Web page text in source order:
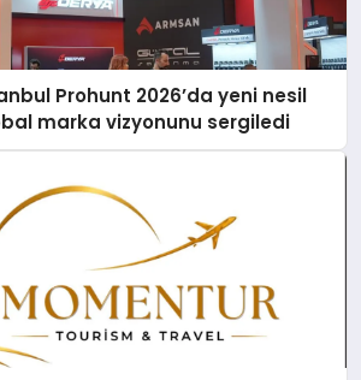
Prohunt 2026’da yeni nesil
marka vizyonunu sergiledi